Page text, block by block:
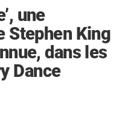
une
Stephen King
dans les
Dance